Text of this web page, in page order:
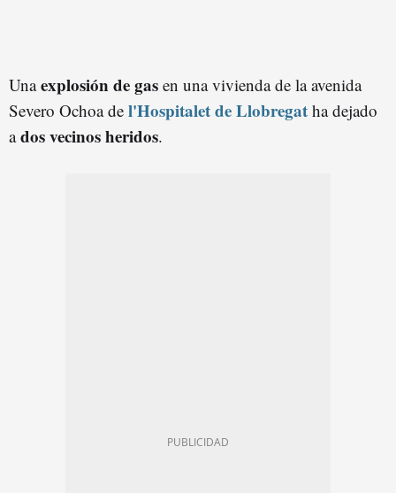
Unaexplosión degas en una vivienda de la avenida
Severo Ochoa de l'Hospitalet de Llobregat ha dejado
ados vecinos heridos.